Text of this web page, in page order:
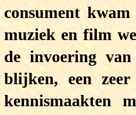
consument
muziek en film
de invoering
blijken, een zeer
kennismaakten